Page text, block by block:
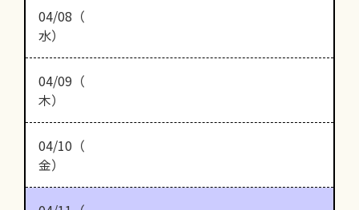
04/08（
水）
04/09（
木）
04/10（
金）